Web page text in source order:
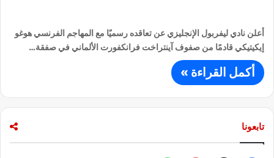
أعلن نادي ليفربول الإنجليزي عن تعاقده رسميًا مع المهاجم الفرنسي هوغو
إيكيتيكي قادمًا من صفوف آينتراخت فرانكفورت الألماني في صفقة…
أكمل القراءة »
تابعونا